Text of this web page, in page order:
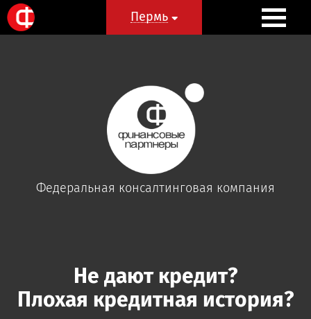
Пермь
Пермь
Федеральная консалтинговая компания
Не дают кредит?
Плохая кредитная история?